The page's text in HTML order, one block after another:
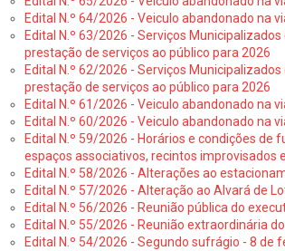
Edital N.º 64/2026 - Veiculo abandonado na
Edital N.º 63/2026 - Serviços
prestação de serviços ao público para 2026
Edital N.º 62/2026 - Serviços
prestação de serviços ao público para 2026
Edital N.º 61/2026 - Veiculo abandonado na
Edital N.º 60/2026 - Veiculo abandonado na
Edital N.º 59/2026 - Horários e condições
espaços associativos, recintos improvisados
Edital N.º 58/2026 - Alterações ao
Edital N.º 57/2026 - Alteração ao Alvará de
Edital N.º 56/2026 - Reunião pública do
Edital N.º 55/2026 - Reunião extraordinária
Edital N.º 54/2026 - Segundo sufrágio - 8 de